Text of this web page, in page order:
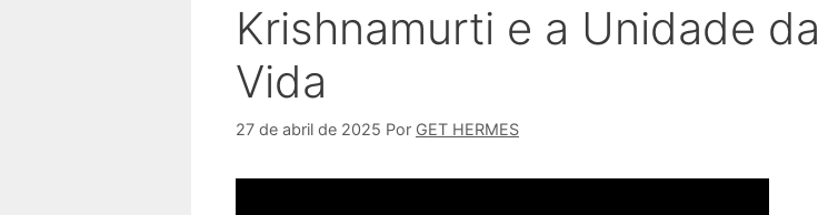
Krishnamurti e a Unidade da
Vida
27 de abril de 2025 Por GET HERMES